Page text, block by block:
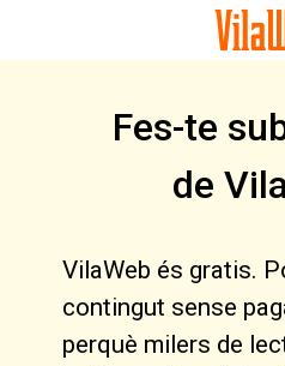
Fes-te
de
VilaWeb és gratis.
contingut sense
perquè milers de